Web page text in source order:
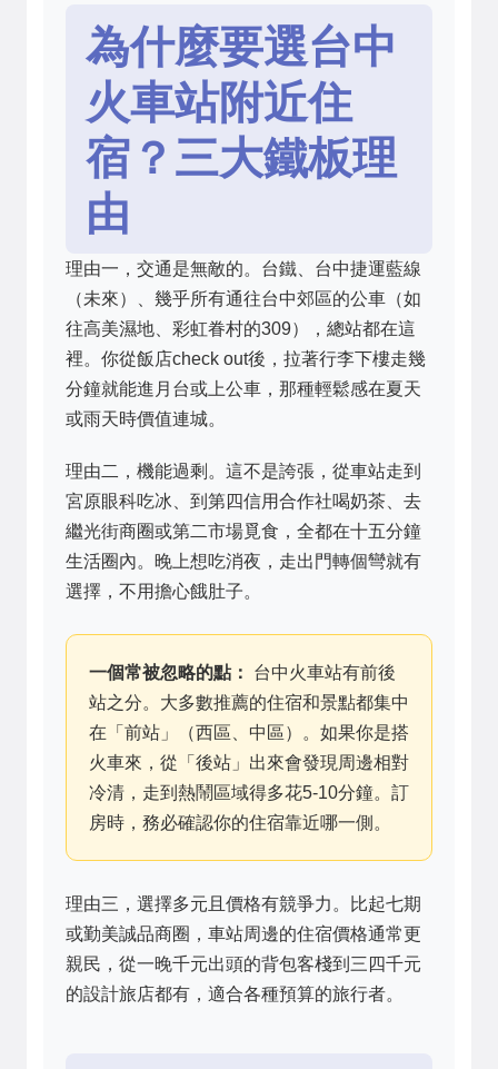
為什麼要選台中
火車站附近住
宿？三大鐵板理
由
理由一，交通是無敵的。台鐵、台中捷運藍線
（未來）、幾乎所有通往台中郊區的公車（如
往高美濕地、彩虹眷村的309），總站都在這
裡。你從飯店check out後，拉著行李下樓走幾
分鐘就能進月台或上公車，那種輕鬆感在夏天
或雨天時價值連城。
理由二，機能過剩。這不是誇張，從車站走到
宮原眼科吃冰、到第四信用合作社喝奶茶、去
繼光街商圈或第二市場覓食，全都在十五分鐘
生活圈內。晚上想吃消夜，走出門轉個彎就有
選擇，不用擔心餓肚子。
一個常被忽略的點：
台中火車站有前後
站之分。大多數推薦的住宿和景點都集中
在「前站」（西區、中區）。如果你是搭
火車來，從「後站」出來會發現周邊相對
冷清，走到熱鬧區域得多花5-10分鐘。訂
房時，務必確認你的住宿靠近哪一側。
理由三，選擇多元且價格有競爭力。比起七期
或勤美誠品商圈，車站周邊的住宿價格通常更
親民，從一晚千元出頭的背包客棧到三四千元
的設計旅店都有，適合各種預算的旅行者。